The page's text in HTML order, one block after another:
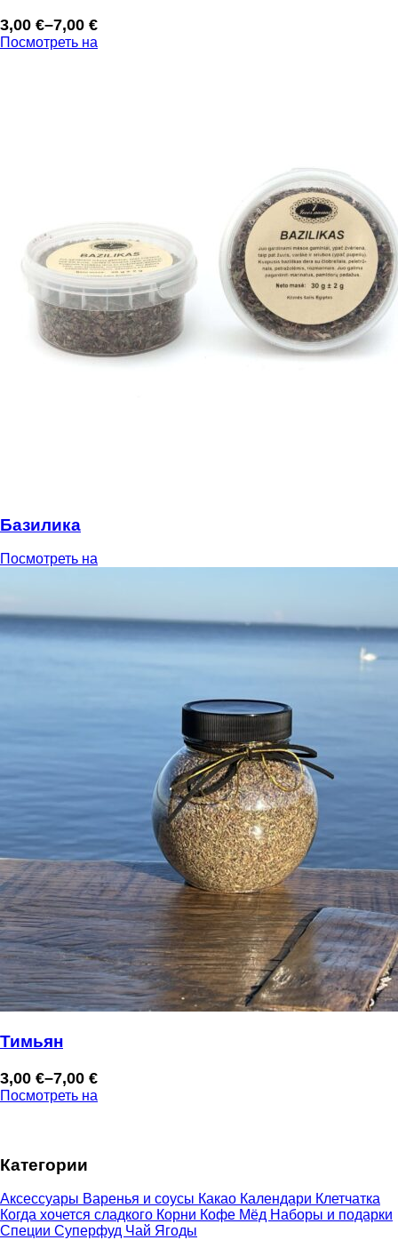
3,00 €–7,00 €
Диапазон
цен:
Посмотреть на
Базилика
Посмотреть на
Тимьян
3,00 €–7,00 €
Диапазон
цен:
7,00 €
Посмотреть на
Категории
Аксессуары Варенья и соусы Какао Календари Клетчатка
Когда хочется сладкого Корни Кофе Мёд Наборы и подарки
Специи Суперфуд Чай Ягоды